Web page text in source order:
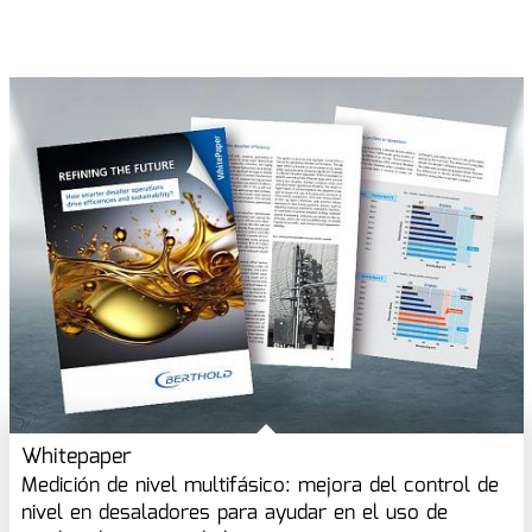
Whitepaper
Medición de nivel multifásico: mejora del control de
nivel en desaladores para ayudar en el uso de